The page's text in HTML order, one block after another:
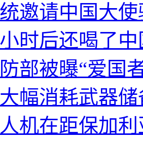
邀请中国大
时后还喝了
部被曝“爱国
幅消耗武器储
机在距保加